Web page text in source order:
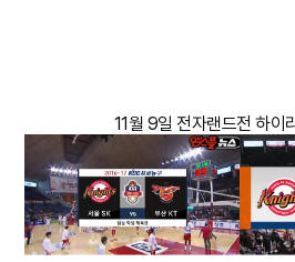
11월 9일 전자랜드전 하이